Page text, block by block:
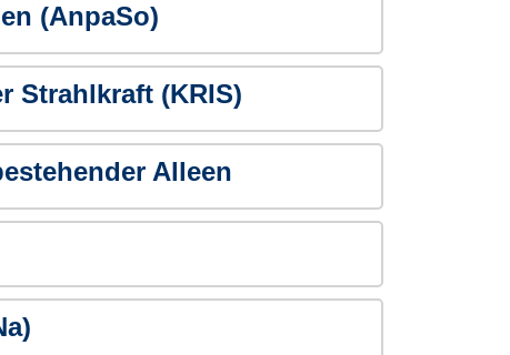
(AnpaSo)
Strahlkraft (KRIS)
Alleen